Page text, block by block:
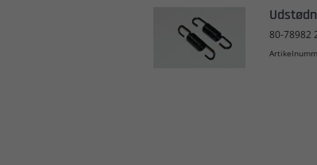
80-78982